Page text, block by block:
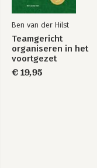
Ben van der Hilst
Teamgericht
organiseren in het
voortgezet
onderwijs
€ 19,95